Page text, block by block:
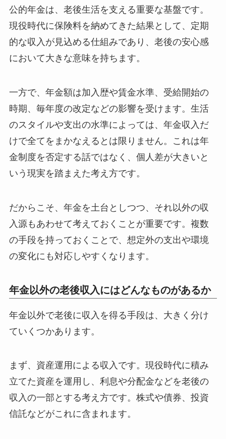
公的年金は、老後生活を支える重要な基盤です。
現役時代に保険料を納めてきた結果として、定期
的な収入が見込める仕組みであり、老後の安心感
において大きな意味を持ちます。
一方で、年金額は加入歴や賃金水準、受給開始の
時期、毎年度の改定などの影響を受けます。生活
のスタイルや支出の水準によっては、年金収入だ
けで全てをまかなえるとは限りません。これは年
金制度を否定する話ではなく、個人差が大きいと
いう現実を踏まえた考え方です。
だからこそ、年金を土台としつつ、それ以外の収
入源もあわせて考えておくことが重要です。複数
の手段を持っておくことで、想定外の支出や環境
の変化にも対応しやすくなります。
年金以外の老後収入にはどんなものがあるか
年金以外で老後に収入を得る手段は、大きく分け
ていくつかあります。
まず、資産運用による収入です。現役時代に積み
立てた資産を運用し、利息や分配金などを老後の
収入の一部とする考え方です。株式や債券、投資
信託などがこれに含まれます。